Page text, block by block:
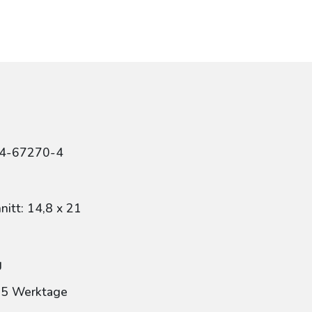
67270-4
14,8 x 21
Werktage